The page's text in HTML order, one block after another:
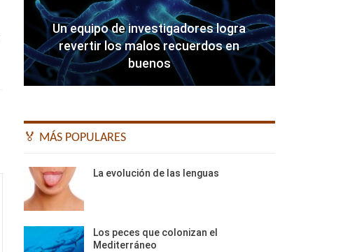
Un equipo de investigadores logra
revertir los malos recuerdos en
buenos
🏅 MÁS POPULARES
La evolución de las lenguas
Los peces que colonizan el
Mediterráneo